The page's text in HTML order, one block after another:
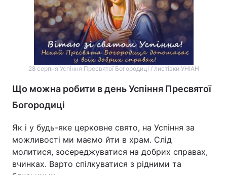
28 серпня Успіння Пресвятої Богородиці / листівки УНІАН
Що можна робити в день Успіння Пресвятої
Богородиці
Як і у будь-яке церковне свято, на Успіння за
можливості ми маємо йти в храм. Слід
молитися, зосереджуватися на добрих справах,
вчинках. Варто спілкуватися з рідними та